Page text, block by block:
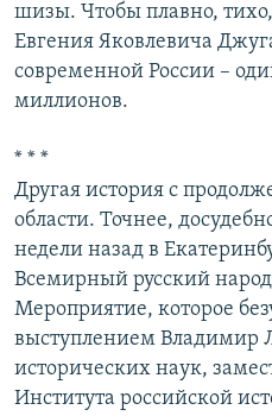
шизы. Чтобы плавно,
Евгения Яковлевича
современной России –
миллионов.
* * *
Другая история с
области. Точнее,
недели назад в
Всемирный русский
Мероприятие, которое
выступлением Владимир
исторических наук,
Института российской